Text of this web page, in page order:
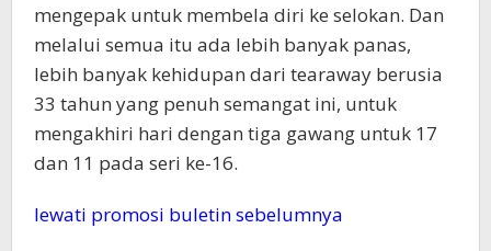
mengepak untuk membela diri ke selokan. Dan
melalui semua itu ada lebih banyak panas,
lebih banyak kehidupan dari tearaway berusia
33 tahun yang penuh semangat ini, untuk
mengakhiri hari dengan tiga gawang untuk 17
dan 11 pada seri ke-16.
lewati promosi buletin sebelumnya